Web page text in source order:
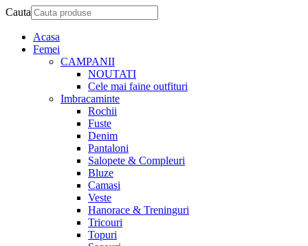
Cauta
Acasa
Femei
CAMPANII
NOUTATI
Cele mai faine outfituri
Imbracaminte
Rochii
Fuste
Denim
Pantaloni
Salopete & Compleuri
Bluze
Camasi
Veste
Hanorace & Treninguri
Tricouri
Topuri